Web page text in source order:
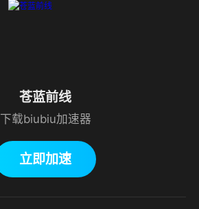
苍蓝前线
下载biubiu加速器
立即加速